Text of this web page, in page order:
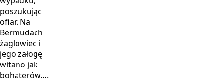
poszukując
ofiar. Na
Bermudach
żaglowiec i
jego załogę
witano jak
bohaterów….